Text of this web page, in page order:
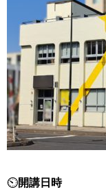
⏲開講日時